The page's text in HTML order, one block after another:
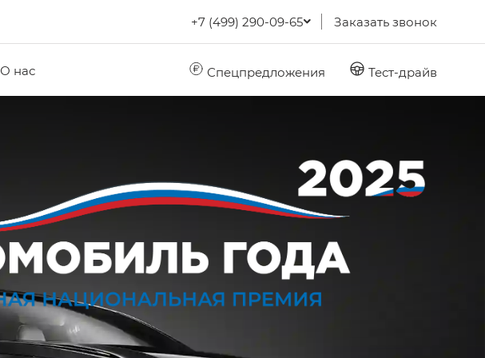
+7 (499) 290-09-65 Заказать звонок
О нас Спецпредложения Тест-драйв